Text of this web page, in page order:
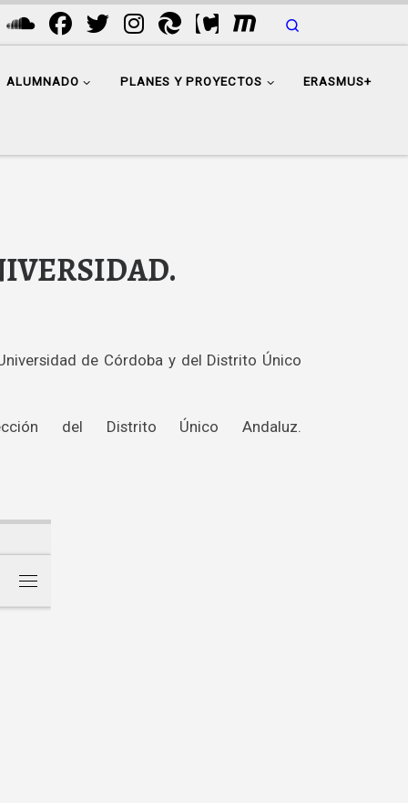
ALUMNADO PLANES Y PROYECTOS ERASMUS+
de Córdoba y del Distrito Único
del Distrito Único Andaluz.